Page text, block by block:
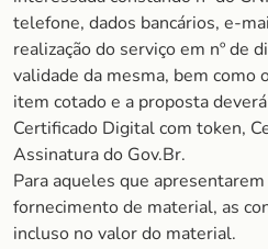
telefone, dados bancários, e-
realização do serviço em nº de
validade da mesma, bem como
item cotado e a proposta
Certificado Digital com token,
Assinatura do Gov.Br.
Para aqueles que
fornecimento de material, as
incluso no valor do material.